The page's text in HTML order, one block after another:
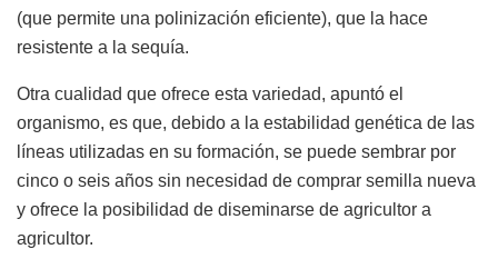
(que permite una polinización eficiente), que la hace
resistente a la sequía.
Otra cualidad que ofrece esta variedad, apuntó el
organismo, es que, debido a la estabilidad genética de las
líneas utilizadas en su formación, se puede sembrar por
cinco o seis años sin necesidad de comprar semilla nueva
y ofrece la posibilidad de diseminarse de agricultor a
agricultor.